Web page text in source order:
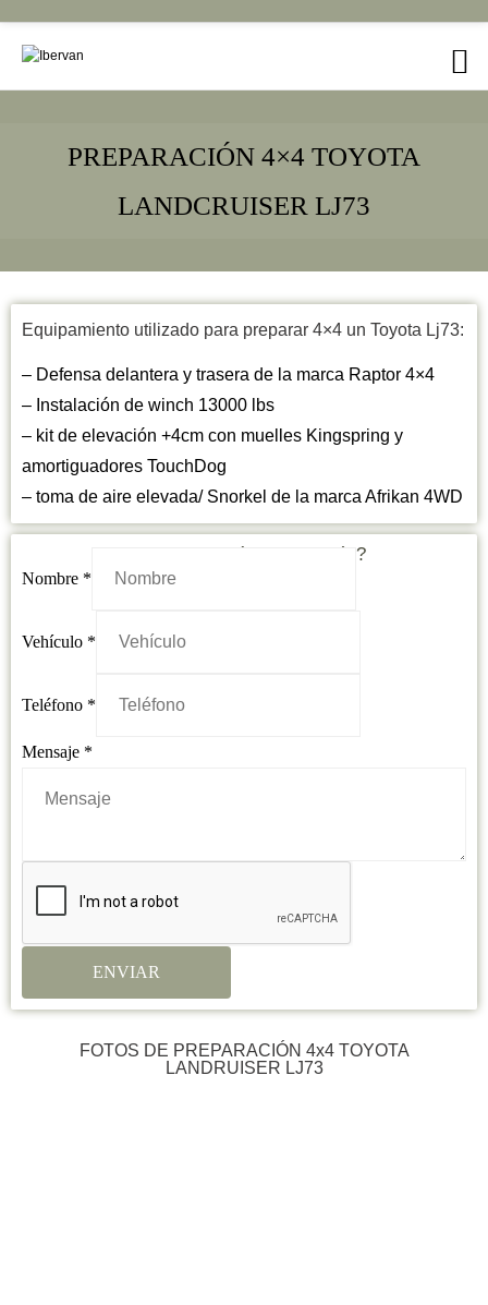
PREPARACIÓN 4×4 TOYOTA
LANDCRUISER LJ73
Equipamiento utilizado para preparar 4×4 un Toyota Lj73:
– Defensa delantera y trasera de la marca Raptor 4×4
– ⁠Instalación de winch 13000 lbs
– ⁠kit de elevación +4cm con muelles Kingspring y
amortiguadores TouchDog
– ⁠toma de aire elevada/ Snorkel de la marca Afrikan 4WD
¿Necesitas más información?
Nombre *
Vehículo *
Teléfono *
Teléfono
Mensaje *
ENVIAR
FOTOS DE PREPARACIÓN 4x4 TOYOTA
LANDRUISER LJ73